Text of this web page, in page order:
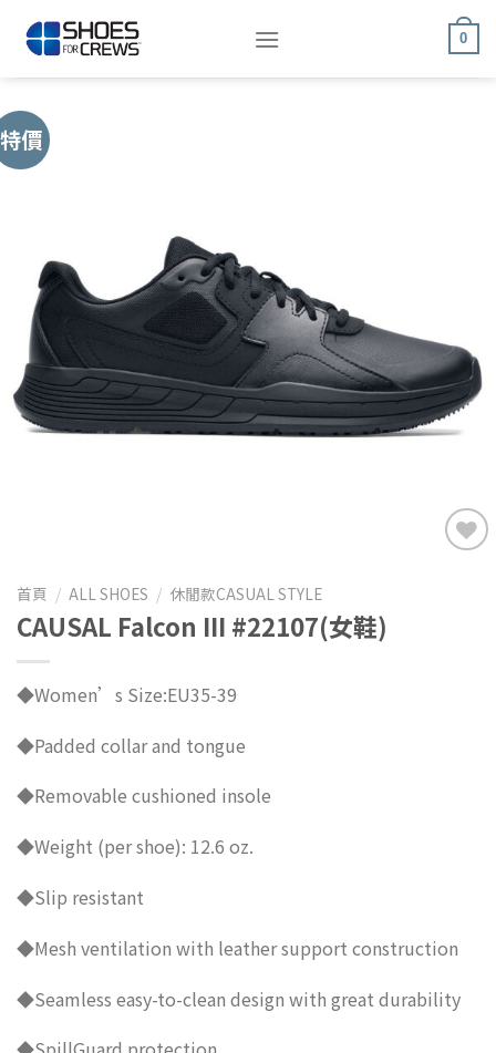
0
特價
首頁 / ALL SHOES / 休閒款CASUAL STYLE
CAUSAL Falcon III #22107(女鞋)
◆Women’s Size:EU35-39
◆Padded collar and tongue
◆Removable cushioned insole
◆Weight (per shoe): 12.6 oz.
◆Slip resistant
◆Mesh ventilation with leather support construction
◆Seamless easy-to-clean design with great durability